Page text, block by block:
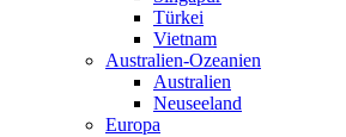
Türkei
Vietnam
Australien-Ozeanien
Australien
Neuseeland
Europa